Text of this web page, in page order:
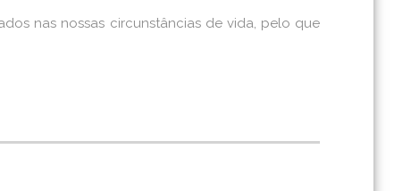
nas nossas circunstâncias de vida, pelo que